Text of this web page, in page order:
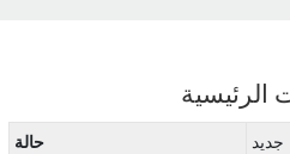
الرئيسية
حالة جديد